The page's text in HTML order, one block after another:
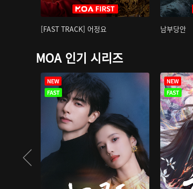
[FAST TRACK] 어정요 남부당안
MOA 인기 시리즈